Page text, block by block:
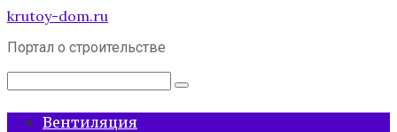
Перейти
контенту
krutoy-dom.ru
Портал о строительстве
Поиск:
Вентиляция